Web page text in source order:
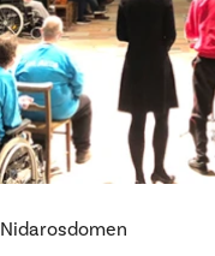
Nidarosdomen